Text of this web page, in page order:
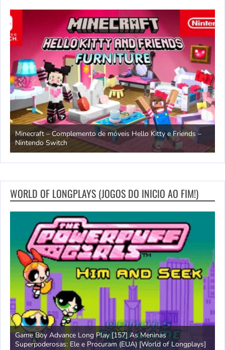
Minecraft – Complemento de móveis Hello Kitty e Friends –
Nintendo Switch
WORLD OF LONGPLAYS (JOGOS DO INICIO AO FIM!)
Game Boy Advance Long Play [157] As Meninas
Superpoderosas: Ele e Procuram (EUA) [World of Longplays]